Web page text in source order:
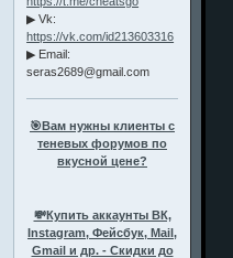
▶ Vk:
https://vk.com/id213603316
▶ Email:
seras2689@gmail.com
🎯Вам нужны клиенты с
теневых форумов по
вкусной цене?
💸Купить аккаунты ВК,
Instagram, Фейсбук, Mail,
Gmail и др. - Скидки до